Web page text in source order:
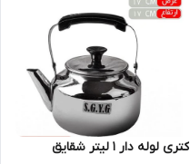
کتری لوله دار 1 لیتر شقایق